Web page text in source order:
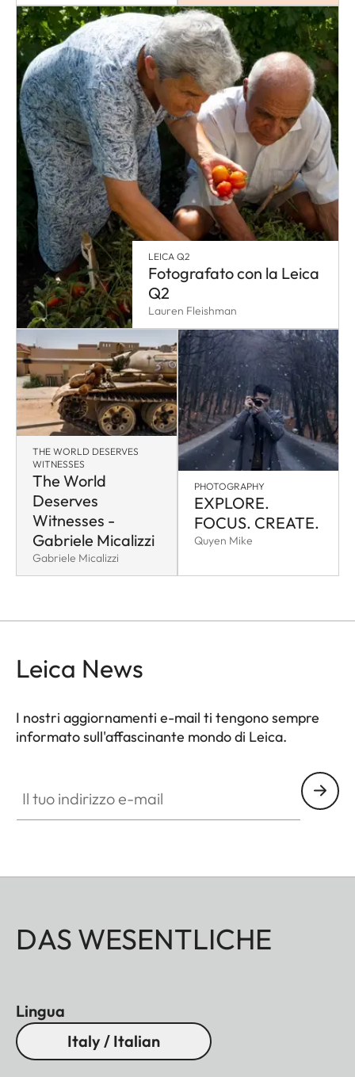
LEICA Q2
Fotografato con la Leica
Q2
Lauren Fleishman
THE WORLD DESERVES
WITNESSES
The World
Deserves
Witnesses -
Gabriele Micalizzi
Gabriele Micalizzi
PHOTOGRAPHY
EXPLORE.
FOCUS. CREATE.
Quyen Mike
Leica News
I nostri aggiornamenti e-mail ti tengono sempre
informato sull'affascinante mondo di Leica.
DAS WESENTLICHE
Lingua
Italy / Italian